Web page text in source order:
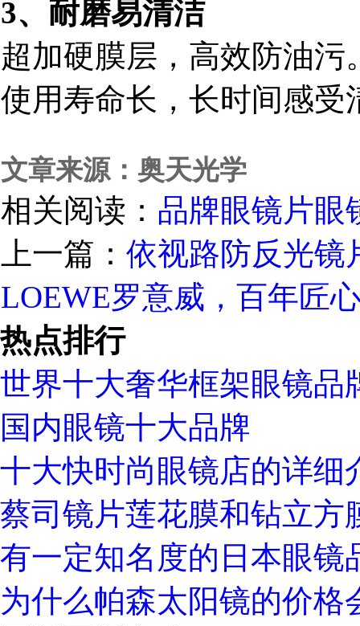
3、耐磨易清洁
超加硬膜层，高效防油
使用寿命长，长时间感受
文章来源：奥天光学
相关阅读： 品牌眼镜片眼
上一篇： 依视路防反光镜
LOEWE罗意威，百年匠
热点排行
世界十大奢华框架眼镜品
国内眼镜十大品牌
十大快时尚眼镜店的详细
蔡司镜片莲花膜和钻立方
有一定知名度的日本眼镜
为什么帕森太阳镜的价格